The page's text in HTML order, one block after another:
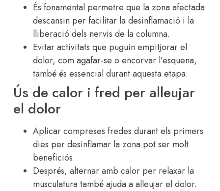
És fonamental permetre que la zona afectada
descansin per facilitar la desinflamació i la
lliberació dels nervis de la columna.
Evitar activitats que puguin empitjorar el
dolor, com agafar-se o encorvar l’esquena,
també és essencial durant aquesta etapa.
Ús de calor i fred per alleujar
el dolor
Aplicar compreses fredes durant els primers
dies per desinflamar la zona pot ser molt
beneficiós.
Després, alternar amb calor per relaxar la
musculatura també ajuda a alleujar el dolor.